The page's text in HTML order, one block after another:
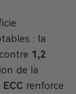
: la
1,2
de la
renforce